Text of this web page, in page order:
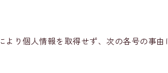
より個人情報を取得せず、次の各号の事